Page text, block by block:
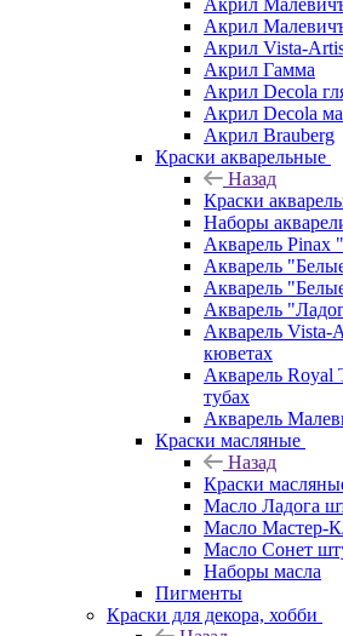
Акрил
Акрил
Акрил Vista-
Акрил Гамма
Акрил Decola
Акрил Decola
Акрил Brauberg
Краски акварельные
Назад
Краски
Наборы
Акварель Pinax
Акварель
Акварель
Акварель
Акварель Vista-
кюветах
Акварель Royal
тубах
Акварель
Краски масляные
Назад
Краски
Масло Ладога
Масло Мастер-
Масло Сонет
Наборы масла
Пигменты
Краски для декора, хобби